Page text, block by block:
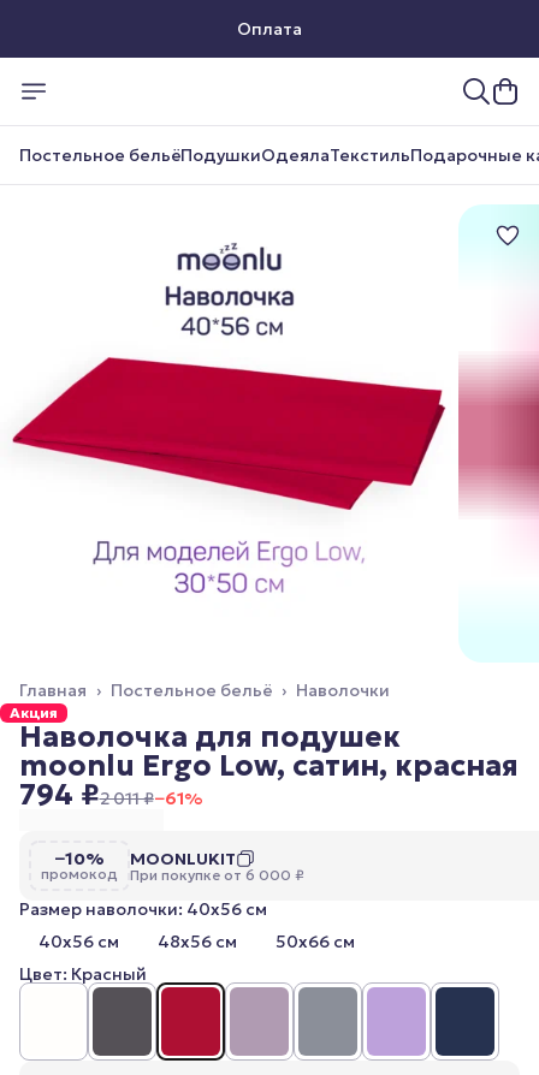
Оплата
Постельное бельёПодушкиОдеялаТекстильПодарочные
Наволочки
Постельное бельё ›
Главная ›
Акция
Наволочка для подушек
moonlu Ergo Low, сатин, красная
794 ₽2 011 ₽−61%
−10%
промокод
MOONLUKIT
При покупке от 6 000 ₽
Размер наволочки: 40x56 см
40x56 см
48x56 см
50x66 см
Цвет: Красный